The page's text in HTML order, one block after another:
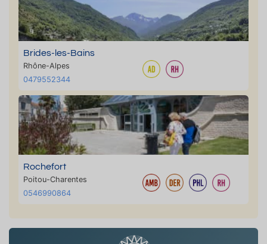
Brides-les-Bains
Rhône-Alpes
0479552344
Rochefort
Poitou-Charentes
0546990864